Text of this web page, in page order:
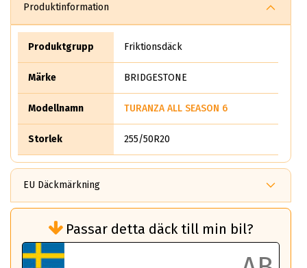
Produktinformation
Produktgrupp Friktionsdäck
Märke BRIDGESTONE
Modellnamn TURANZA ALL SEASON 6
Storlek 255/50R20
EU Däckmärkning
bränsleförbrukningen)
Det ska vara en betygsskala från klass A
till G för rullmotstånd.
Passar detta däck till min bil?